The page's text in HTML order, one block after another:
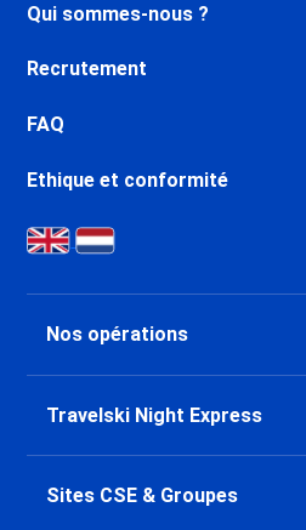
Qui sommes-nous ?
Recrutement
FAQ
Ethique et conformité
Nos opérations
Travelski Night Express
Sites CSE & Groupes